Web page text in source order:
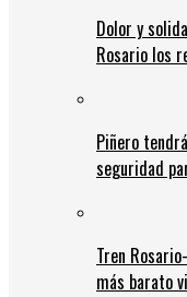
Dolor y
Rosario los
Piñero
seguridad
Tren
más barato